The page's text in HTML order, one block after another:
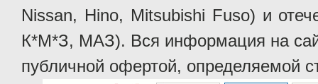
Nissan, Hino, Mitsubishi Fuso) и
К*М*З, МАЗ). Вся информация на
публичной офертой, определяемой